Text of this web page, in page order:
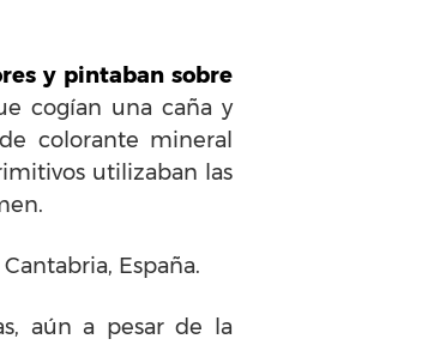
y pintaban sobre
cogían una caña y
colorante mineral
utilizaban las
España.
aún a pesar de la